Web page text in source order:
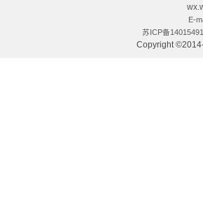
E-
苏ICP备
Copyright